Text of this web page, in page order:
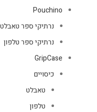
Pouchino
נרתיקי ספר טאבלט
נרתיקי ספר טלפון
GripCase
כיסויים
טאבלט
טלפון